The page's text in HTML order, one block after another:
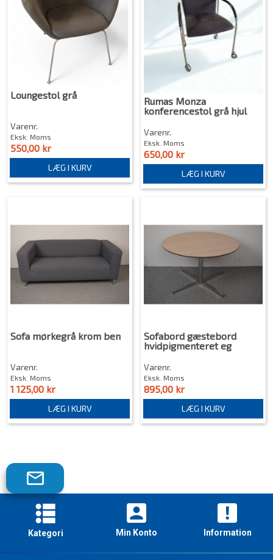
Loungestol grå
Varenr.
Eksk. Moms
550,00 kr
LÆG I KURV
Rumas Monza
konferencestol grå hjul
Varenr.
Eksk. Moms
650,00 kr
LÆG I KURV
Sofa mørkegrå krom ben
Varenr.
Eksk. Moms
1 125,00 kr
LÆG I KURV
Sofabord gæstebord
hvidpigmenteret eg
Varenr.
Eksk. Moms
895,00 kr
LÆG I KURV
Tilmeld
vores
nyhedsbrev!
Kategori Min Konto Information